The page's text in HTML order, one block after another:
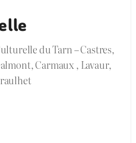
du Tarn – Castres,
Carmaux , Lavaur,